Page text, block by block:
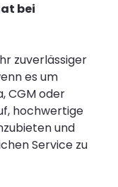
bei
zuverlässiger
es um
CGM oder
hochwertige
und
Service zu